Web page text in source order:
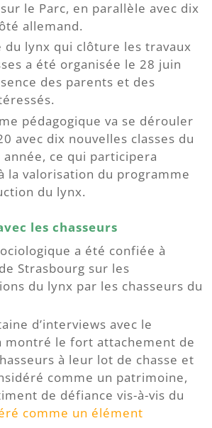
le Parc, en parallèle avec dix
allemand.
du lynx qui clôture les travaux
a été organisée le 28 juin
des parents et des
pédagogique va se dérouler
avec dix nouvelles classes du
année, ce qui participera
la valorisation du programme
du lynx.
les chasseurs
a été confiée à
Strasbourg sur les
du lynx par les chasseurs du
d’interviews avec le
montré le fort attachement de
à leur lot de chasse et
comme un patrimoine,
de défiance vis-à-vis du
comme un élément